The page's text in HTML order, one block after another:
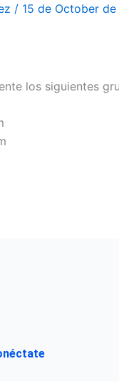
/ 15 de October
los siguientes